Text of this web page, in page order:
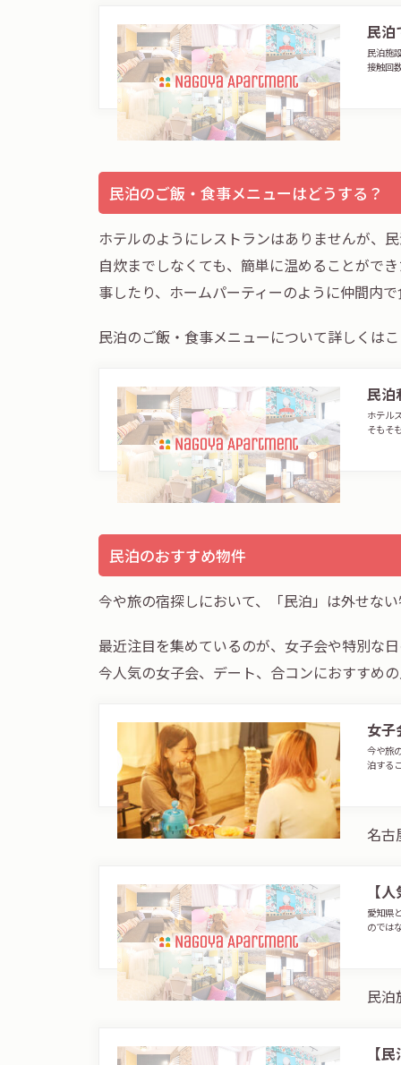
民泊
民泊施
接触回
民泊のご飯・食事メニューはどうする？
ホテルのようにレストランはありませんが、
自炊までしなくても、簡単に温めることがで
事したり、ホームパーティーのように仲間内
民泊のご飯・食事メニューについて詳しくは
民泊
ホテル
そもそ
民泊のおすすめ物件
今や旅の宿探しにおいて、「民泊」は外せな
最近注目を集めているのが、女子会や特別な
今人気の女子会、デート、合コンにおすすめ
女子
今や旅
泊する
名古
【
愛知県
のでは
民泊
【